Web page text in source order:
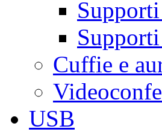
Cuffie e
USB